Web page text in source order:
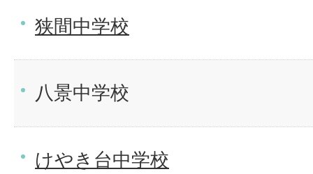
狭間中学校
八景中学校
けやき台中学校